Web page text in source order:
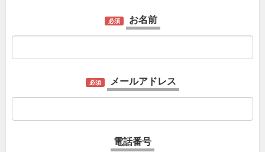
必須 お名前
必須 メールアドレス
電話番号